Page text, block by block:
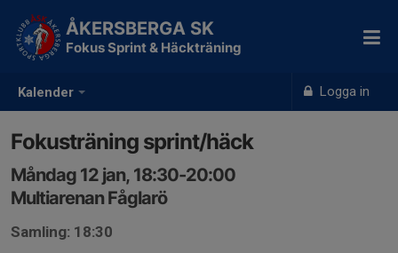
Kalender Logga in
ÅKERSBERGA SK
Fokus Sprint & Häckträning
Fokusträning sprint/häck
Måndag 12 jan, 18:30-20:00
Multiarenan Fåglarö
Samling: 18:30